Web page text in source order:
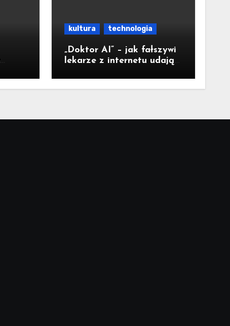
kultura technologia
„Doktor AI” – jak fałszywi
lekarze z internetu udają
medyczną dezinformację